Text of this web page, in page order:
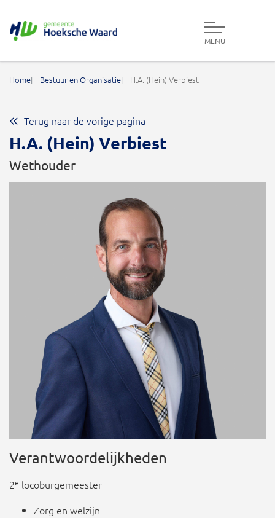
MENU
Home Bestuur en Organisatie H.A. (Hein) Verbiest
Terug naar de vorige pagina
H.A. (Hein) Verbiest
Wethouder
Verantwoordelijkheden
2e locoburgemeester
Zorg en welzijn